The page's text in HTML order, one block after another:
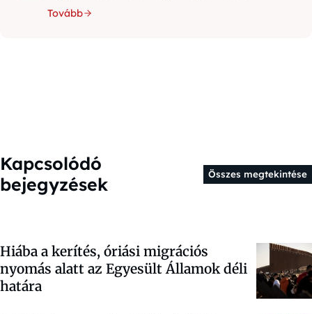
Tovább
Kapcsolódó
bejegyzések
Összes megtekintése
Hiába a kerítés, óriási migrációs
nyomás alatt az Egyesült Államok déli
határa